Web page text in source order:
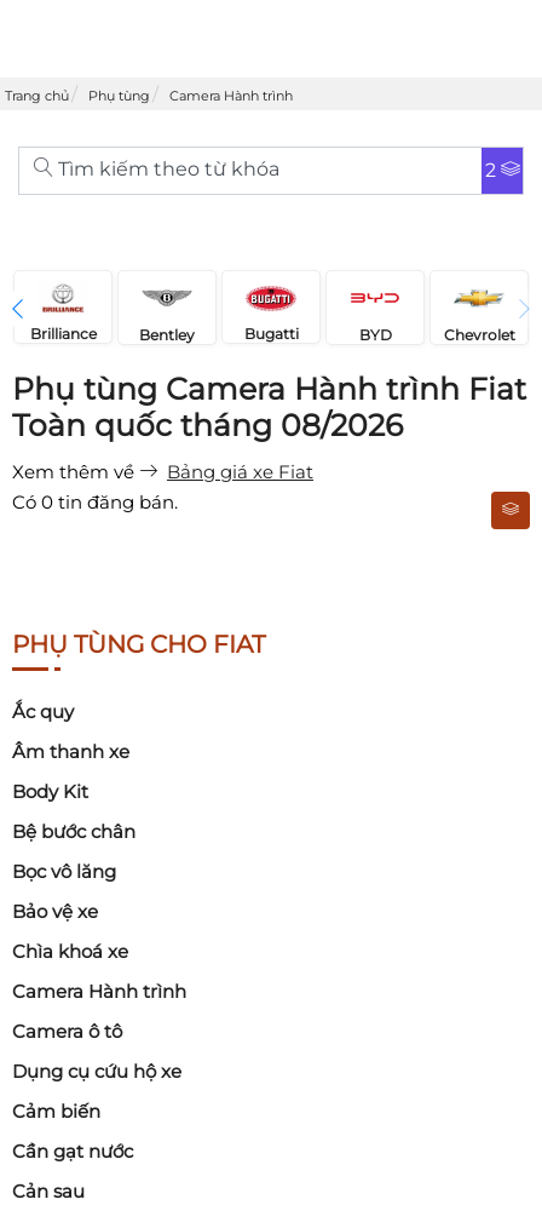
Trang chủ Phụ tùng Camera Hành trình
Tìm kiếm theo từ khóa 2
Brilliance Bentley Bugatti BYD Chevrolet
Phụ tùng Camera Hành trình Fiat
Toàn quốc tháng 08/2026
Xem thêm về
Bảng giá xe Fiat
Có 0 tin đăng bán.
PHỤ TÙNG CHO FIAT
Ắc quy
Âm thanh xe
Body Kit
Bệ bước chân
Bọc vô lăng
Bảo vệ xe
Chìa khoá xe
Camera Hành trình
Camera ô tô
Dụng cụ cứu hộ xe
Cảm biến
Cần gạt nước
Cản sau